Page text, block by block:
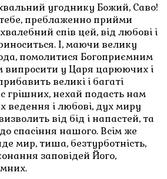
угоднику Божий, Саво!
преблаженно прийми
спів цей, від любові і
І, маючи велику
помолитися Богоприємним
випросити у Царя царюючих і
великі і багаті
грішних, нехай подасть нам
ведення і любові, дух миру
від бід і напастей, та
спасіння нашого. Всім же
мир, тиша, безтурботність,
заповідей Його,